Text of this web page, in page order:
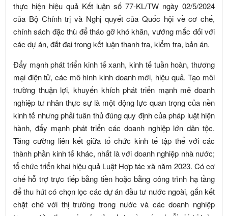
thực hiện hiệu quả Kết luận số 77-KL/TW ngày 02/5/2024
của Bộ Chính trị và Nghị quyết của Quốc hội về cơ chế,
chính sách đặc thù để tháo gỡ khó khăn, vướng mắc đối với
các dự án, đất đai trong kết luận thanh tra, kiểm tra, bản án.
Đẩy mạnh phát triển kinh tế xanh, kinh tế tuần hoàn, thương
mại điện tử, các mô hình kinh doanh mới, hiệu quả. Tạo môi
trường thuận lợi, khuyến khích phát triển mạnh mẽ doanh
nghiệp tư nhân thực sự là một động lực quan trọng của nền
kinh tế nhưng phải tuân thủ đúng quy định của pháp luật hiện
hành, đẩy mạnh phát triển các doanh nghiệp lớn dân tộc.
Tăng cường liên kết giữa tổ chức kinh tế tập thể với các
thành phần kinh tế khác, nhất là với doanh nghiệp nhà nước;
tổ chức triển khai hiệu quả Luật Hợp tác xã năm 2023. Có cơ
chế hỗ trợ trực tiếp bằng tiền hoặc bằng công trình hạ tầng
để thu hút có chọn lọc các dự án đầu tư nước ngoài, gắn kết
chặt chẽ với thị trường trong nước và các doanh nghiệp